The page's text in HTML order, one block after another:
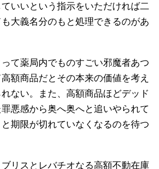
いいという指示をいただければ二
大義名分のもと処理できるのがあ
て薬局内でものすごい邪魔者あつ
額商品だとその本来の価値を考え
ない。また、高額商品ほどデッド
悪感から奥へ奥へと追いやられて
期限が切れていなくなるのを待つ
リスとレバチオなる高額不動在庫